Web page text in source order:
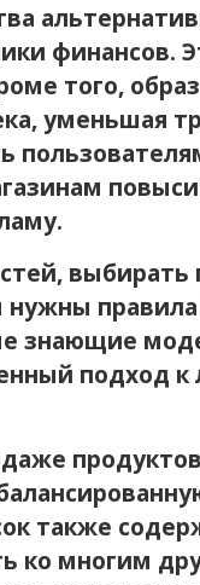
финансов.
того,
уменьшая
знающие
подход
также
ко многим